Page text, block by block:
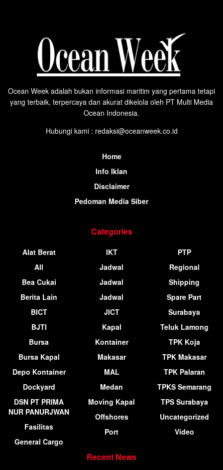
Ocean Week adalah bukan informasi maritim yang pertama tetapi
yang terbaik, terpercaya dan akurat dikelola oleh PT Multi Media
Ocean Indonesia.
Hubungi kami : redaksi@oceanweek.co.id
Home
Info Iklan
Disclaimer
Pedoman Media Siber
Categories
Alat Berat
All
Bea Cukai
Berita Lain
BICT
BJTI
Bursa
Bursa Kapal
Depo Kontainer
Dockyard
DSN PT PRIMA
NUR PANURJWAN
Fasilitas
General Cargo
IKT
Jadwal
Jadwal
Jadwal
JICT
Kapal
Kontainer
Makasar
MAL
Medan
Moving Kapal
Offshores
Port
PTP
Regional
Shipping
Spare Part
Surabaya
Teluk Lamong
TPK Koja
TPK Makasar
TPK Palaran
TPKS Semarang
TPS Surabaya
Uncategorized
Video
Recent News